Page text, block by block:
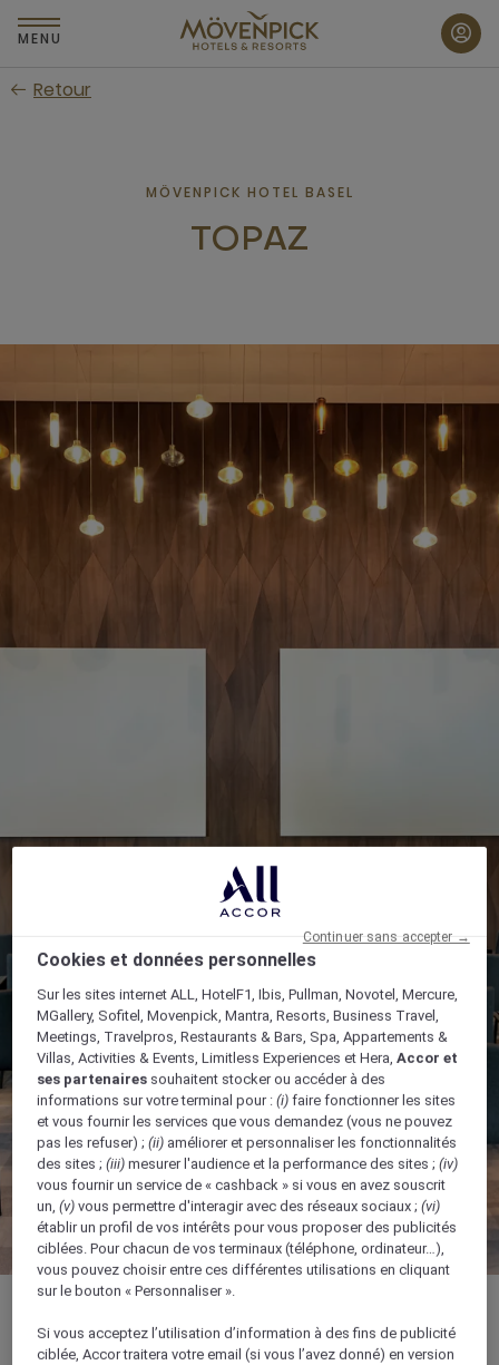
Passer
au
principal
MENU
Retour
MÖVENPICK HOTEL BASEL
TOPAZ
Cookies et données personnelles
Sur les sites internet ALL, HotelF1, Ibis, Pullman, Novotel, Mercure,
MGallery, Sofitel, Movenpick, Mantra, Resorts, Business Travel,
Meetings, Travelpros, Restaurants & Bars, Spa, Appartements &
Villas, Activities & Events, Limitless Experiences et Hera,Accor et
ses partenaires souhaitent stocker ou accéder à des
informations sur votre terminal pour :(i) faire fonctionner les sites
et vous fournir les services que vous demandez (vous ne pouvez
pas les refuser) ;(ii) améliorer et personnaliser les fonctionnalités
des sites ;(iii) mesurer l'audience et la performance des sites ;(iv)
vous fournir un service de « cashback » si vous en avez souscrit
un,(v) vous permettre d'interagir avec des réseaux sociaux ;(vi)
établir un profil de vos intérêts pour vous proposer des publicités
ciblées. Pour chacun de vos terminaux (téléphone, ordinateur…),
vous pouvez choisir entre ces différentes utilisations en cliquant
sur le bouton « Personnaliser ».
Si vous acceptez l’utilisation d’information à des fins de publicité
ciblée, Accor traitera votre email (si vous l’avez donné) en version
Continuer sans accepter →